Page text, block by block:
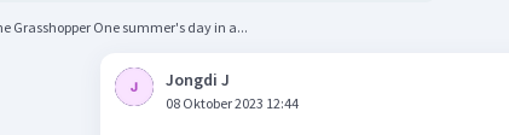
The Ant and the Grasshopper One summer's day in a...
Jongdi J
08 Oktober 2023 12:44